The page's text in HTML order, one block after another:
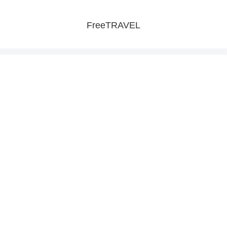
FreeTRAVEL